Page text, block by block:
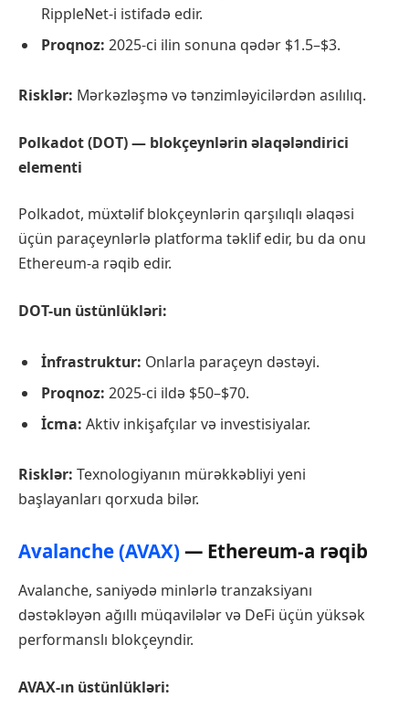
RippleNet-i istifadə edir.
Proqnoz: 2025-ci ilin sonuna qədər $1.5–$3.
Risklər: Mərkəzləşmə və tənzimləyicilərdən asılılıq.
Polkadot (DOT) — blokçeynlərin əlaqələndirici
elementi
Polkadot, müxtəlif blokçeynlərin qarşılıqlı əlaqəsi
üçün paraçeynlərlə platforma təklif edir, bu da onu
Ethereum-a rəqib edir.
DOT-un üstünlükləri:
İnfrastruktur: Onlarla paraçeyn dəstəyi.
Proqnoz: 2025-ci ildə $50–$70.
İcma: Aktiv inkişafçılar və investisiyalar.
Risklər: Texnologiyanın mürəkkəbliyi yeni
başlayanları qorxuda bilər.
Avalanche (AVAX)— Ethereum-a rəqib
Avalanche, saniyədə minlərlə tranzaksiyanı
dəstəkləyən ağıllı müqavilələr və DeFi üçün yüksək
performanslı blokçeyndir.
AVAX-ın üstünlükləri: